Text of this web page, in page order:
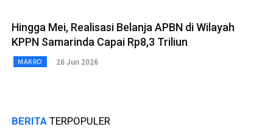
Hingga Mei, Realisasi Belanja APBN di Wilayah
KPPN Samarinda Capai Rp8,3 Triliun
MAKRO 26 Jun 2026
BERITA TERPOPULER